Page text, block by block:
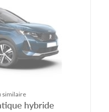
similaire
hybride